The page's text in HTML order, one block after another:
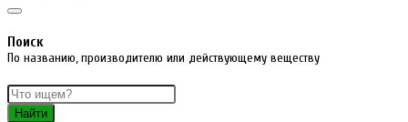
Поиск
По названию, производителю или действующему веществу
Найти